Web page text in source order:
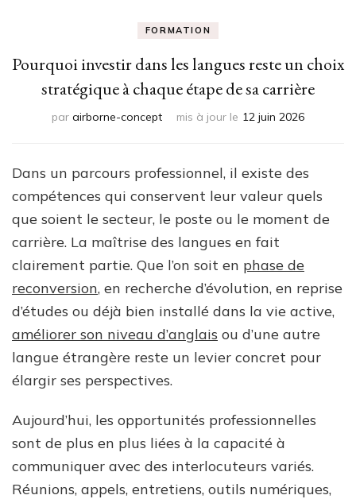
FORMATION
Pourquoi investir dans les langues reste un choix
stratégique à chaque étape de sa carrière
par airborne-concept mis à jour le 12 juin 2026
Dans un parcours professionnel, il existe des
compétences qui conservent leur valeur quels
que soient le secteur, le poste ou le moment de
carrière. La maîtrise des langues en fait
clairement partie. Que l’on soit en phase de
reconversion, en recherche d’évolution, en reprise
d’études ou déjà bien installé dans la vie active,
améliorer son niveau d’anglais ou d’une autre
langue étrangère reste un levier concret pour
élargir ses perspectives.
Aujourd’hui, les opportunités professionnelles
sont de plus en plus liées à la capacité à
communiquer avec des interlocuteurs variés.
Réunions, appels, entretiens, outils numériques,